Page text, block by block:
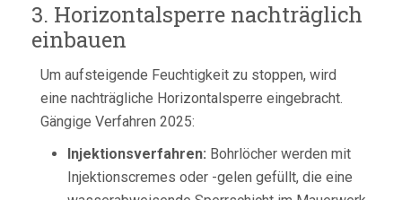
3. Horizontalsperre nachträglich
einbauen
Um aufsteigende Feuchtigkeit zu stoppen, wird
eine nachträgliche Horizontalsperre eingebracht.
Gängige Verfahren 2025:
Injektionsverfahren: Bohrlöcher werden mit
Injektionscremes oder -gelen gefüllt, die eine